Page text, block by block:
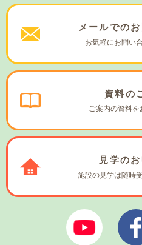
メールでの
お気軽にお問い
資料の
ご案内の資料を
見学の
施設の見学は随時
ぼやあ樹